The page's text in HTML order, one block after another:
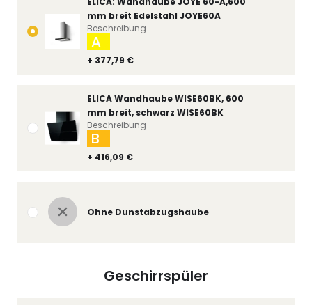
mm breit Edelstahl JOYE60A
+ 377,79 €
A
Beschreibung
ELICA Wandhaube WISE60BK, 600
mm breit, schwarz WISE60BK
+ 416,09 €
B
Beschreibung
Ohne Dunstabzugshaube
Geschirrspüler